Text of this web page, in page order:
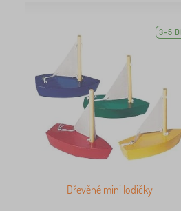
3-5
Dřevěné mini lodičky